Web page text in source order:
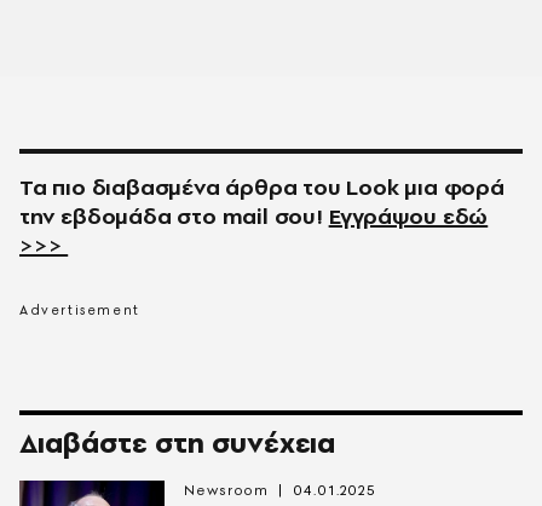
Τα πιο διαβασμένα άρθρα του Look μια φορά
την εβδομάδα στο mail σου! Εγγράψου εδώ
>>>
Διαβάστε στη συνέχεια
Newsroom 04.01.2025